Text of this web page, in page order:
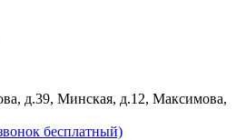
д.39, Минская, д.12, Максимова,
бесплатный)